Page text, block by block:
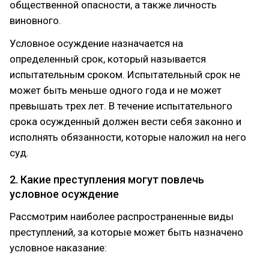
общественной опасности, а также личность
виновного.
Условное осуждение назначается на
определенный срок, который называется
испытательным сроком. Испытательный срок не
может быть меньше одного года и не может
превышать трех лет. В течение испытательного
срока осужденный должен вести себя законно и
исполнять обязанности, которые наложил на него
суд.
2. Какие преступления могут повлечь
условное осуждение
Рассмотрим наиболее распространенные виды
преступлений, за которые может быть назначено
условное наказание: